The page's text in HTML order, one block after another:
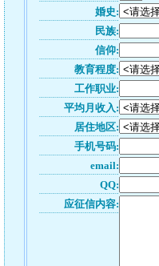
婚史:
民族:
信仰:
教育程度:
工作职业:
平均月收入:
居住地区:
手机号码:
email:
QQ:
应征信内容: